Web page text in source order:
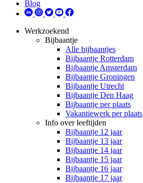
Blog
Werkzoekend
Bijbaantje
Alle bijbaantjes
Bijbaantje Rotterdam
Bijbaantje Amsterdam
Bijbaantje Groningen
Bijbaantje Utrecht
Bijbaantje Den Haag
Bijbaantje per plaats
Vakantiewerk per plaats
Info over leeftijden
Bijbaantje 12 jaar
Bijbaantje 13 jaar
Bijbaantje 14 jaar
Bijbaantje 15 jaar
Bijbaantje 16 jaar
Bijbaantje 17 jaar